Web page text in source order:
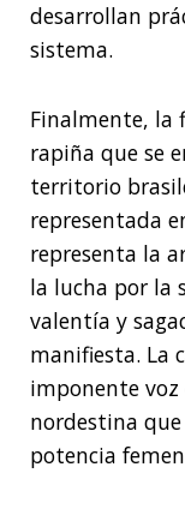
desarrollan
sistema.
Finalmente, la
rapiña que se
territorio
representada
representa la
la lucha por la
valentía y
manifiesta. La
imponente
nordestina
potencia